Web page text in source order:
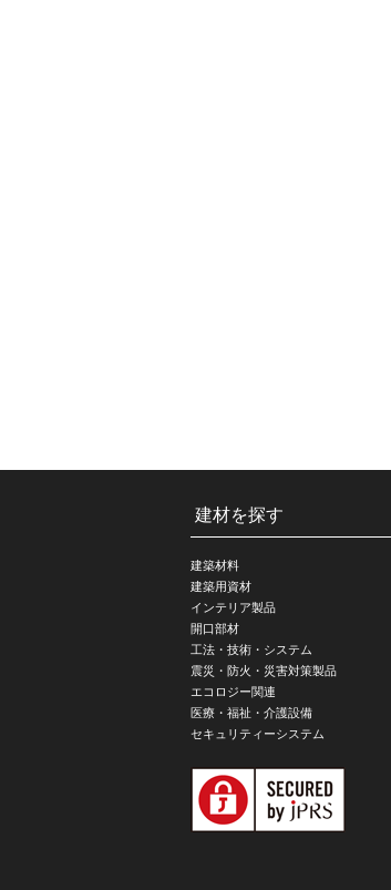
建材を探す
建築材料
建築用資材
インテリア製品
開口部材
工法・技術・システム
震災・防火・災害対策製品
エコロジー関連
医療・福祉・介護設備
セキュリティーシステム